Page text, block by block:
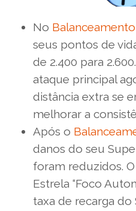
No
seus pontos de
de 2.400 para
ataque principal
distância extra se
melhorar a
Após o
danos do seu
foram reduzidos.
Estrela “Foco
taxa de recarga